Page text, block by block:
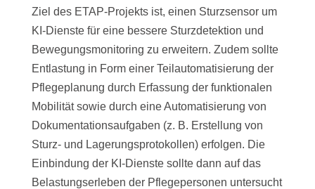
Ziel des ETAP-Projekts ist, einen Sturzsensor um
KI-Dienste für eine bessere Sturzdetektion und
Bewegungsmonitoring zu erweitern. Zudem sollte
Entlastung in Form einer Teilautomatisierung der
Pflegeplanung durch Erfassung der funktionalen
Mobilität sowie durch eine Automatisierung von
Dokumentationsaufgaben (z. B. Erstellung von
Sturz- und Lagerungsprotokollen) erfolgen. Die
Einbindung der KI-Dienste sollte dann auf das
Belastungserleben der Pflegepersonen untersucht